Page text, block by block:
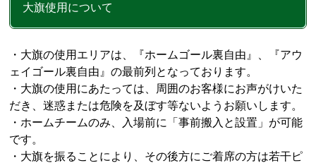
大旗使用について
・大旗の使用エリアは、『ホームゴール裏自由』、『アウ
ェイゴール裏自由』の最前列となっております。
・大旗の使用にあたっては、周囲のお客様にお声がけいた
だき、迷惑または危険を及ぼす等ないようお願いします。
・ホームチームのみ、入場前に「事前搬入と設置」が可能
です。
・大旗を振ることにより、その後方にご着席の方は若干ピ